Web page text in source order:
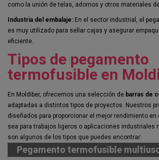
como la unión de telas, adornos y otros materiales
Industria del embalaje: En el sector industrial, el
es muy utilizado para sellar cajas y asegurar
eficiente.
Tipos de pegamento
termofusible en
En Moldiber, ofrecemos una selección de barras de
adaptadas a distintos tipos de proyectos. Nuestros
diseñados para proporcionar el mejor rendimiento
sea para trabajos ligeros o aplicaciones industriales
son algunos de los tipos que puedes encontrar:
Pegamento termofusible